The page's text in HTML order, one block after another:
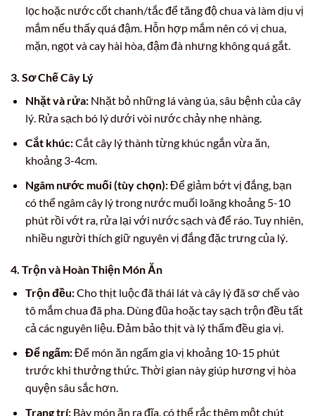
lọc hoặc nước cốt chanh/tắc để tăng độ chua và làm dịu vị
mắm nếu thấy quá đậm. Hỗn hợp mắm nên có vị chua,
mặn, ngọt và cay hài hòa, đậm đà nhưng không quá gắt.
3. Sơ Chế Cây Lý
Nhặt và rửa:Nhặt bỏ những lá vàng úa, sâu bệnh của cây
lý. Rửa sạch bó lý dưới vòi nước chảy nhẹ nhàng.
Cắt khúc:Cắt cây lý thành từng khúc ngắn vừa ăn,
khoảng 3-4cm.
Ngâm nước muối (tùy chọn):Để giảm bớt vị đắng, bạn
có thể ngâm cây lý trong nước muối loãng khoảng 5-10
phút rồi vớt ra, rửa lại với nước sạch và để ráo. Tuy nhiên,
nhiều người thích giữ nguyên vị đắng đặc trưng của lý.
4. Trộn và Hoàn Thiện Món Ăn
Trộn đều:Cho thịt luộc đã thái lát và cây lý đã sơ chế vào
tô mắm chua đã pha. Dùng đũa hoặc tay sạch trộn đều tất
cả các nguyên liệu. Đảm bảo thịt và lý thấm đều gia vị.
Để ngấm:Để món ăn ngấm gia vị khoảng 10-15 phút
trước khi thưởng thức. Thời gian này giúp hương vị hòa
quyện sâu sắc hơn.
Trang trí:Bày món ăn ra đĩa, có thể rắc thêm một chút